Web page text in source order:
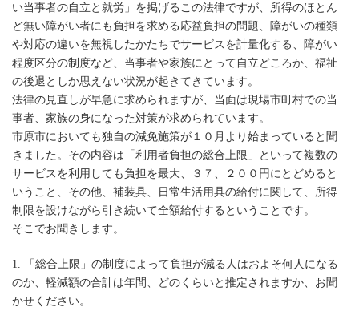
い当事者の自立と就労」を掲げるこの法律ですが、所得のほとん
ど無い障がい者にも負担を求める応益負担の問題、障がいの種類
や対応の違いを無視したかたちでサービスを計量化する、障がい
程度区分の制度など、当事者や家族にとって自立どころか、福祉
の後退としか思えない状況が起きてきています。
法律の見直しが早急に求められますが、当面は現場市町村での当
事者、家族の身になった対策が求められています。
市原市においても独自の減免施策が１０月より始まっていると聞
きました。その内容は「利用者負担の総合上限」といって複数の
サービスを利用しても負担を最大、３７、２００円にとどめると
いうこと、その他、補装具、日常生活用具の給付に関して、所得
制限を設けながら引き続いて全額給付するということです。
そこでお聞きします。
1. 「総合上限」の制度によって負担が減る人はおよそ何人になる
のか、軽減額の合計は年間、どのくらいと推定されますか、お聞
かせください。